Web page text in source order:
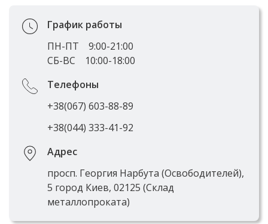
График работы
ПН-ПТ
9:00-21:00
СБ-ВС
10:00-18:00
Телефоны
+38(067) 603-88-89
+38(044) 333-41-92
Адрес
просп. Георгия Нарбута (Освободителей),
5 город Киев, 02125 (Склад
металлопроката)